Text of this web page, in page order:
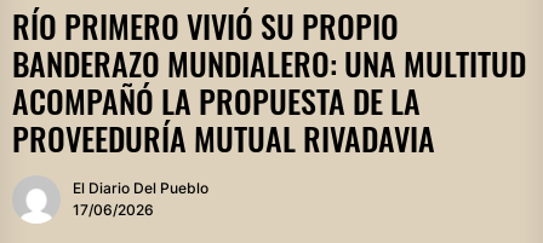
RÍO PRIMERO VIVIÓ SU PROPIO
BANDERAZO MUNDIALERO: UNA MULTITUD
ACOMPAÑÓ LA PROPUESTA DE LA
PROVEEDURÍA MUTUAL RIVADAVIA
El Diario Del Pueblo
17/06/2026